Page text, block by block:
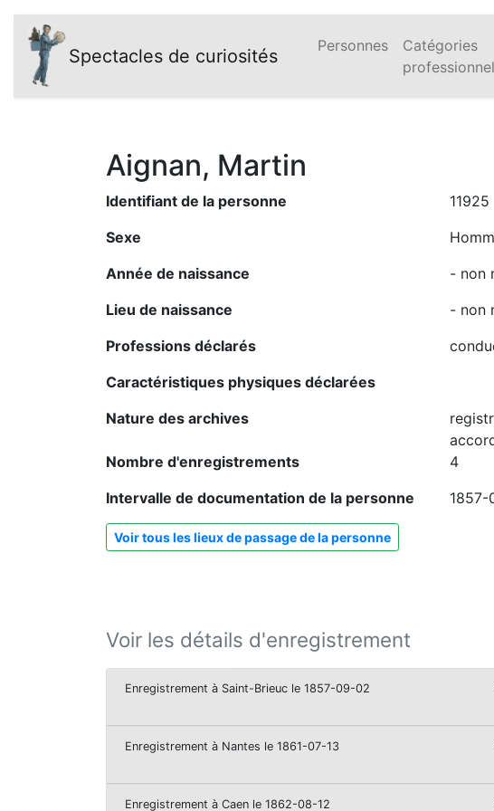
Spectacles de curiosités Personnes
Catégories
Aignan, Martin
Identifiant de la personne
11925
Sexe
Année de naissance
- non
Lieu de naissance
- non
Professions déclarés
Caractéristiques physiques déclarées
Nature des archives
Nombre d'enregistrements
4
Intervalle de documentation de la personne
1857-
Voir tous les lieux de passage de la personne
Voir les détails d'enregistrement
Enregistrement à Saint-Brieuc le 1857-09-02
Enregistrement à Nantes le 1861-07-13
Enregistrement à Caen le 1862-08-12